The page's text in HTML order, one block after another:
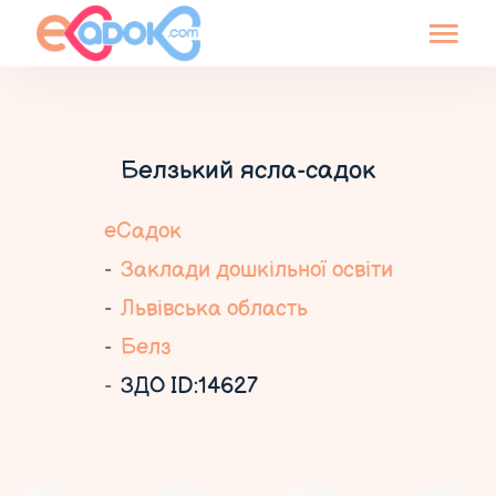
Белзький ясла-садок
еСадок
Заклади дошкільної освіти
Львівська область
Белз
ЗДО ID:14627